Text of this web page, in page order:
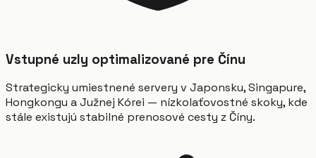
Vstupné uzly optimalizované pre Čínu
Strategicky umiestnené servery v Japonsku, Singapure,
Hongkongu a Južnej Kórei — nízkolaťovostné skoky, kde
stále existujú stabilné prenosové cesty z Číny.